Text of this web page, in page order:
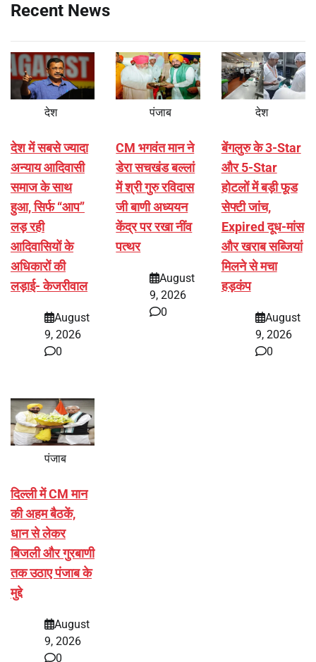
Recent News
देश
देश में सबसे ज्यादा
अन्याय आदिवासी
समाज के साथ
हुआ, सिर्फ ‘‘आप’’
लड़ रही
आदिवासियों के
अधिकारों की
लड़ाई- केजरीवाल
August
9, 2026
0
पंजाब
CM भगवंत मान ने
डेरा सचखंड बल्लां
में श्री गुरु रविदास
जी बाणी अध्ययन
केंद्र पर रखा नींव
पत्थर
August
9, 2026
0
देश
बेंगलुरु के 3-Star
और 5-Star
होटलों में बड़ी फूड
सेफ्टी जांच,
Expired दूध-मांस
और खराब सब्जियां
मिलने से मचा
हड़कंप
August
9, 2026
0
पंजाब
दिल्ली में CM मान
की अहम बैठकें,
धान से लेकर
बिजली और गुरबाणी
तक उठाए पंजाब के
मुद्दे
August
9, 2026
0